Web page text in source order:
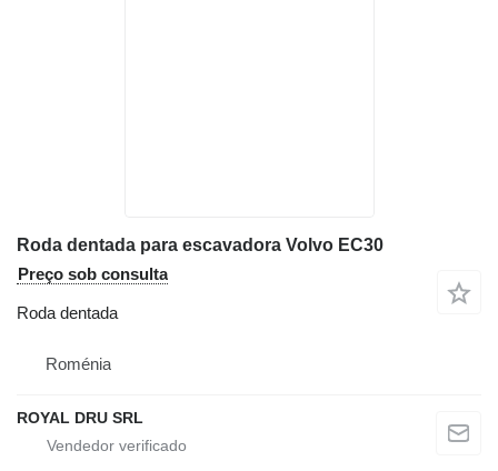
Roda dentada para escavadora Volvo EC30
Preço sob consulta
Roda dentada
Roménia
ROYAL DRU SRL